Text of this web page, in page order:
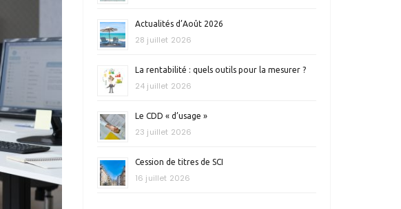
Actualités d’Août 2026
28 juillet 2026
La rentabilité : quels outils pour la mesurer ?
24 juillet 2026
Le CDD « d’usage »
23 juillet 2026
Cession de titres de SCI
16 juillet 2026